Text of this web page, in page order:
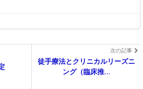
次の記事
徒手療法とクリニカルリーズニ
ング（臨床推...